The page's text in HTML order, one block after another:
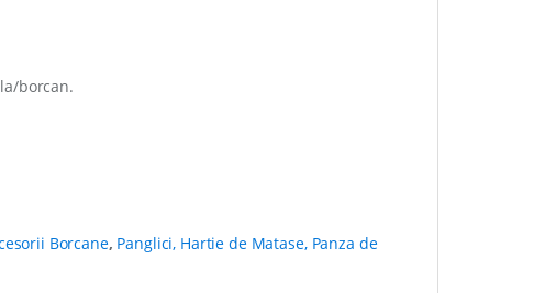
borcan.
Borcane, Panglici, Hartie de Matase, Panza de